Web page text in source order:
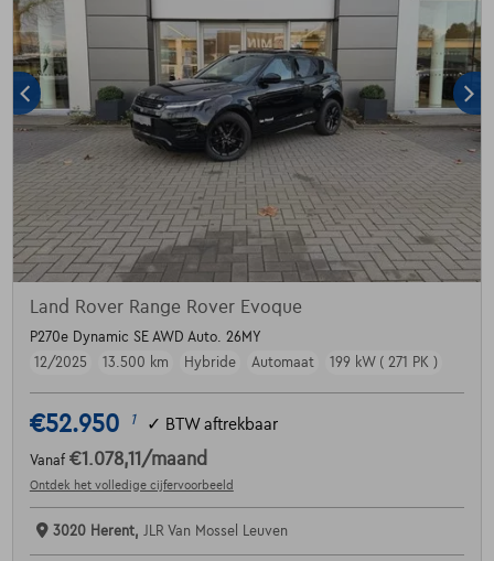
Land Rover Range Rover Evoque
P270e Dynamic SE AWD Auto. 26MY
12/2025
13.500 km Hybride Automaat 199 kW ( 271 PK )
€52.950 1 ✓ BTW aftrekbaar
Vanaf €1.078,11 /maand
Ontdek het volledige cijfervoorbeeld
3020 Herent, JLR Van Mossel Leuven